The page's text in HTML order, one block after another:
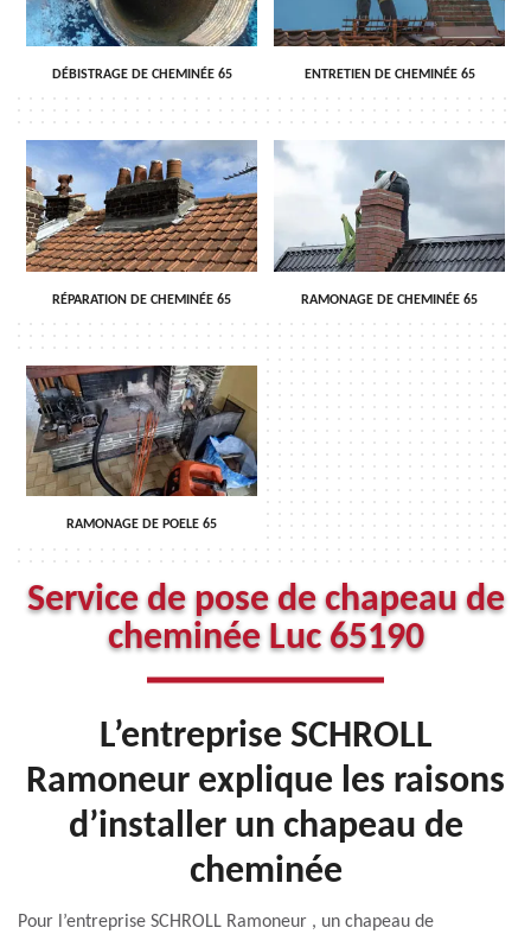
DÉBISTRAGE DE CHEMINÉE 65 ENTRETIEN DE CHEMINÉE 65
RÉPARATION DE CHEMINÉE 65 RAMONAGE DE CHEMINÉE 65
RAMONAGE DE POELE 65
Service de pose de chapeau de
cheminée Luc 65190
L’entreprise SCHROLL
Ramoneur explique les raisons
d’installer un chapeau de
cheminée
Pour l’entreprise SCHROLL Ramoneur , un chapeau de